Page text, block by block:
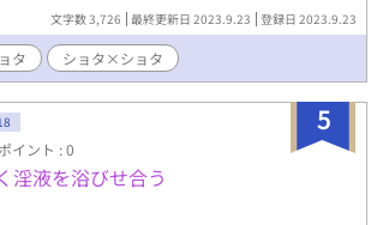
文字数 3,726 最終更新日 2023.9.23 登録日 2023.9.23
タ ショタ×ショタ
5
イント : 0
淫液を浴びせ合う